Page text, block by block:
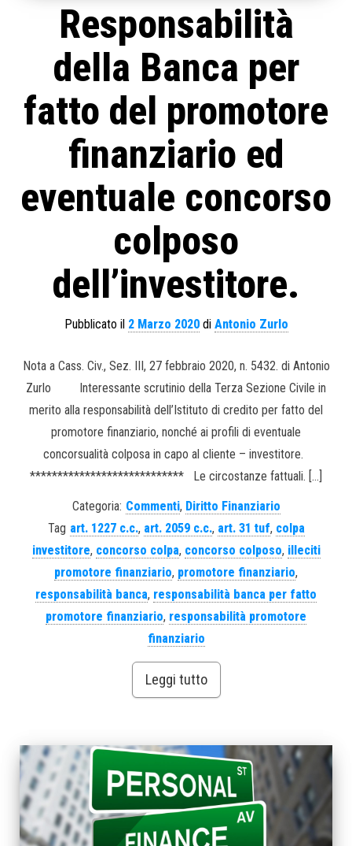
Responsabilità
della Banca per
fatto del promotore
finanziario ed
eventuale concorso
colposo
dell’investitore.
Pubblicato il 2 Marzo 2020di Antonio Zurlo
Nota a Cass. Civ., Sez. III, 27 febbraio 2020, n. 5432. di Antonio
Zurlo Interessante scrutinio della Terza Sezione Civile in
merito alla responsabilità dell’Istituto di credito per fatto del
promotore finanziario, nonché ai profili di eventuale
concorsualità colposa in capo al cliente – investitore.
**************************** Le circostanze fattuali. […]
Categoria: Commenti, Diritto Finanziario
Tag art. 1227 c.c., art. 2059 c.c., art. 31 tuf, colpa
investitore, concorso colpa, concorso colposo, illeciti
promotore finanziario, promotore finanziario,
responsabilità banca, responsabilità banca per fatto
promotore finanziario, responsabilità promotore
finanziario
Leggi tutto